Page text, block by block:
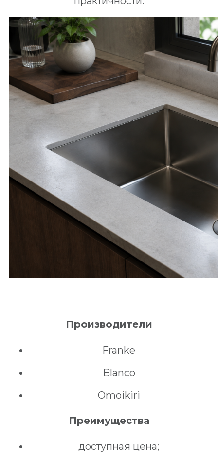
Производители
Franke
Blanco
Omoikiri
Преимущества
доступная цена;